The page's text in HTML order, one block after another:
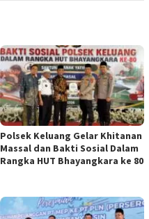
Polsek Keluang Gelar Khitanan
Massal dan Bakti Sosial Dalam
Rangka HUT Bhayangkara ke 80